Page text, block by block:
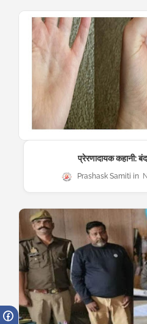
प्रेरणादायक कहानी:
Prashask Samiti